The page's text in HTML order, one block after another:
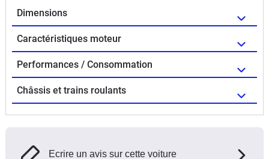
Dimensions
Caractéristiques moteur
Performances / Consommation
Châssis et trains roulants
Ecrire un avis sur cette voiture